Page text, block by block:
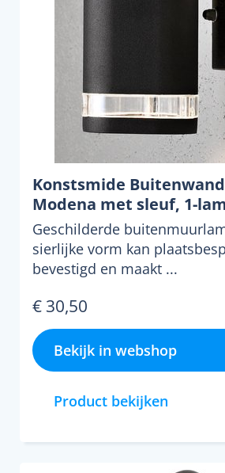
Konstsmide
Modena met sleuf, 1-
Geschilderde
sierlijke vorm kan
bevestigd en maakt ...
€ 30,50
Bekijk in webshop
Product bekijken